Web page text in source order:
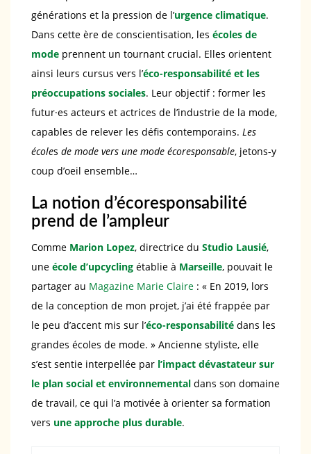
générations et la pression de l’urgence climatique.
Dans cette ère de conscientisation, les écoles de
mode prennent un tournant crucial. Elles orientent
ainsi leurs cursus vers l’éco-responsabilité et les
préoccupations sociales. Leur objectif : former les
futur·es acteurs et actrices de l’industrie de la mode,
capables de relever les défis contemporains. Les
écoles de mode vers une mode écoresponsable, jetons-y
coup d’oeil ensemble…
La notion d’écoresponsabilité
prend de l’ampleur
Comme Marion Lopez, directrice du Studio Lausié,
une école d’upcycling établie à Marseille, pouvait le
partager au Magazine Marie Claire : « En 2019, lors
de la conception de mon projet, j’ai été frappée par
le peu d’accent mis sur l’éco-responsabilité dans les
grandes écoles de mode. » Ancienne styliste, elle
s’est sentie interpellée par l’impact dévastateur sur
le plan social et environnemental dans son domaine
de travail, ce qui l’a motivée à orienter sa formation
vers une approche plus durable.